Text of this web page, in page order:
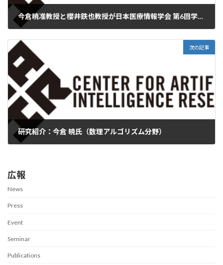
今倉暁准教授と櫻井鉄也教授が日本医療情報学会 第6回学術論文賞を受賞
次の記事
研究紹介：今倉 暁氏（数理アルゴリズム分野）
広報
News
Press
Event
Seminar
Publications